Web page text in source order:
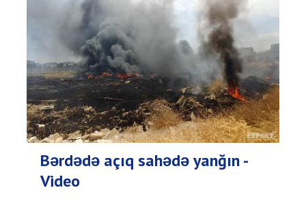
Bərdədə açıq sahədə yanğın -
Video